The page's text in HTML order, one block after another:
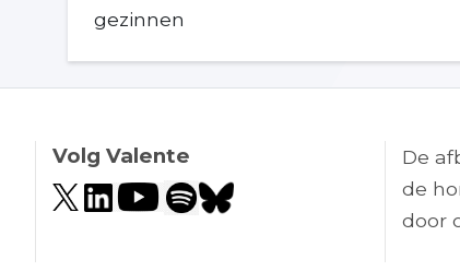
gezinnen
Volg Valente
De
de
door